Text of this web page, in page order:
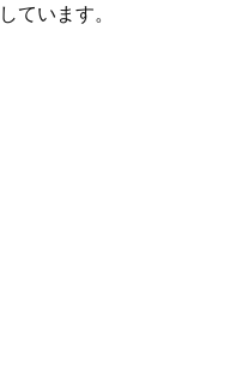
しています。